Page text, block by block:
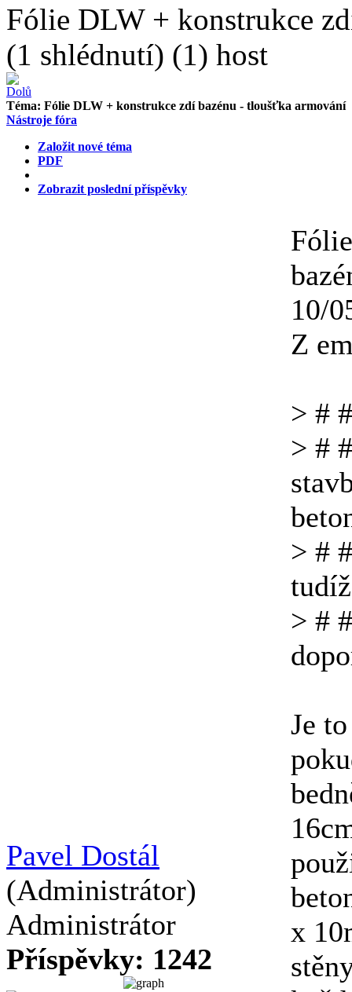
Fólie DLW + konstrukce
(1 shlédnutí) (1) host
Téma: Fólie DLW + konstrukce zdí bazénu - tloušťka armování
Nástroje fóra
Založit nové téma
PDF
Zobrazit poslední příspěvky
Pavel Dostál
(Administrátor)
Administrátor
Příspěvky: 1242
10/
Z
> #
> #
> #
tudíž
> #
Je
x